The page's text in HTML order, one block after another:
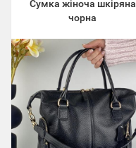
Сумка жіноча шкіряна
чорна